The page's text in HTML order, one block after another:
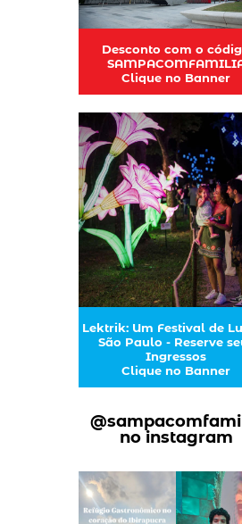
Desconto com o
Clique no Banner
Lektrik: Um Festival de
São Paulo - Reserve
Ingressos
Clique no Banner
no instagram